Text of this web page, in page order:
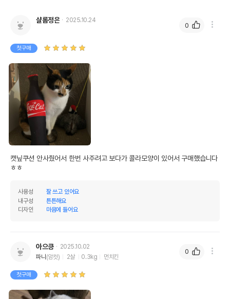
샬롬정은 2025.10.24
첫구매
캣닢쿠션 안사줬어서 한번 사주려고 보다가 콜라모양이 있어서 구매했습니다
ㅎㅎ
사용성
잘 쓰고 있어요
내구성
튼튼해요
디자인
마음에 들어요
0
아으킁
2025.10.02
파니 (암컷) 2살 0.3kg 먼치킨
첫구매
0